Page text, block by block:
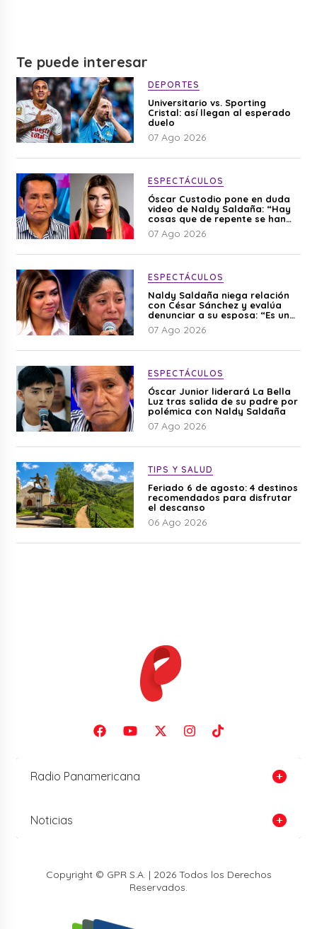
Te puede interesar
DEPORTES
Universitario vs. Sporting
Cristal: así llegan al esperado
duelo
07 Ago 2026
ESPECTÁCULOS
Óscar Custodio pone en duda
video de Naldy Saldaña: “Hay
cosas que de repente se han
editado”
07 Ago 2026
ESPECTÁCULOS
Naldy Saldaña niega relación
con César Sánchez y evalúa
denunciar a su esposa: “Es una
difamación”
07 Ago 2026
ESPECTÁCULOS
Óscar Junior liderará La Bella
Luz tras salida de su padre por
polémica con Naldy Saldaña
07 Ago 2026
TIPS Y SALUD
Feriado 6 de agosto: 4 destinos
recomendados para disfrutar
el descanso
06 Ago 2026
Radio Panamericana
Noticias
Copyright © GPR S.A. | 2026 Todos los Derechos
Reservados.